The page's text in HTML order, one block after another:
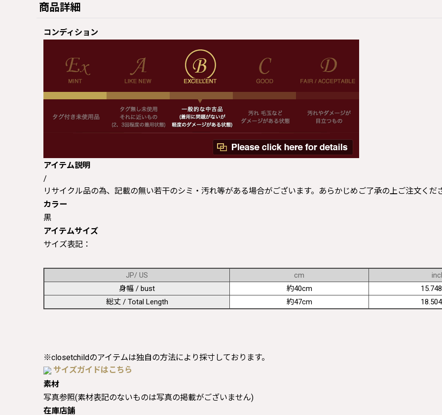
商品詳細
コンディション
アイテム説明
/
リサイクル品の為、記載の無い若干のシミ・汚れ等がある場合がございます。あらかじめご了承の上ご注文くだ
カラー
黒
アイテムサイズ
サイズ表記：
JP/ US cm
身幅 / bust
約40cm
総丈 / Total Length
約47cm
※closetchildのアイテムは独自の方法により採寸しております。
サイズガイドはこちら
素材
写真参照(素材表記のないものは写真の掲載がございません)
在庫店舗